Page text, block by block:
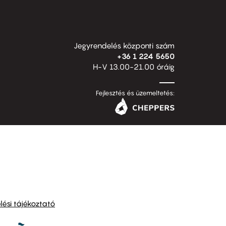
Jegyrendelés központi szám
+36 1 224 5650
H-V 13.00-21.00 óráig
Fejlesztés és üzemeltetés:
tájékoztató